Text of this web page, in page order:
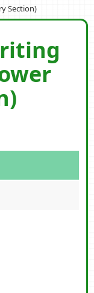
Section)